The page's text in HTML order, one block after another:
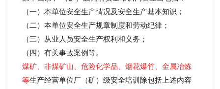
（一）本单位安全生产情况及安全生产基本知识；
（二）本单位安全生产规章制度和劳动纪律；
（三）从业人员安全生产权利和义务；
（四）有关事故案例等。
煤矿、非煤矿山、危险化学品、烟花爆竹、金属冶炼
等生产经营单位厂（矿）级安全培训除包括上述内容